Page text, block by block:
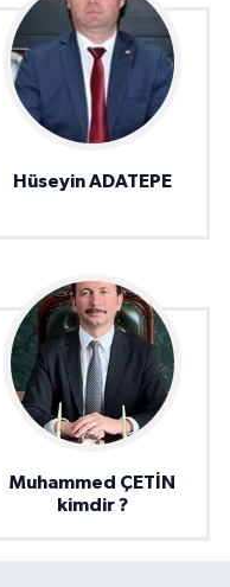
Hüseyin ADATEPE
Muhammed ÇETİN
kimdir ?